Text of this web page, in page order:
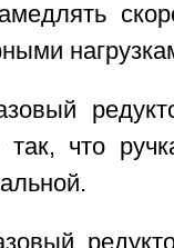
так, что